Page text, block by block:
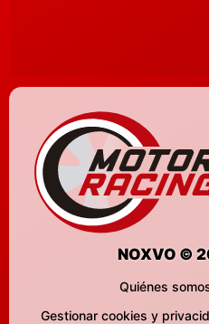
NOXVO ©
Quiénes
Gestionar cookies y